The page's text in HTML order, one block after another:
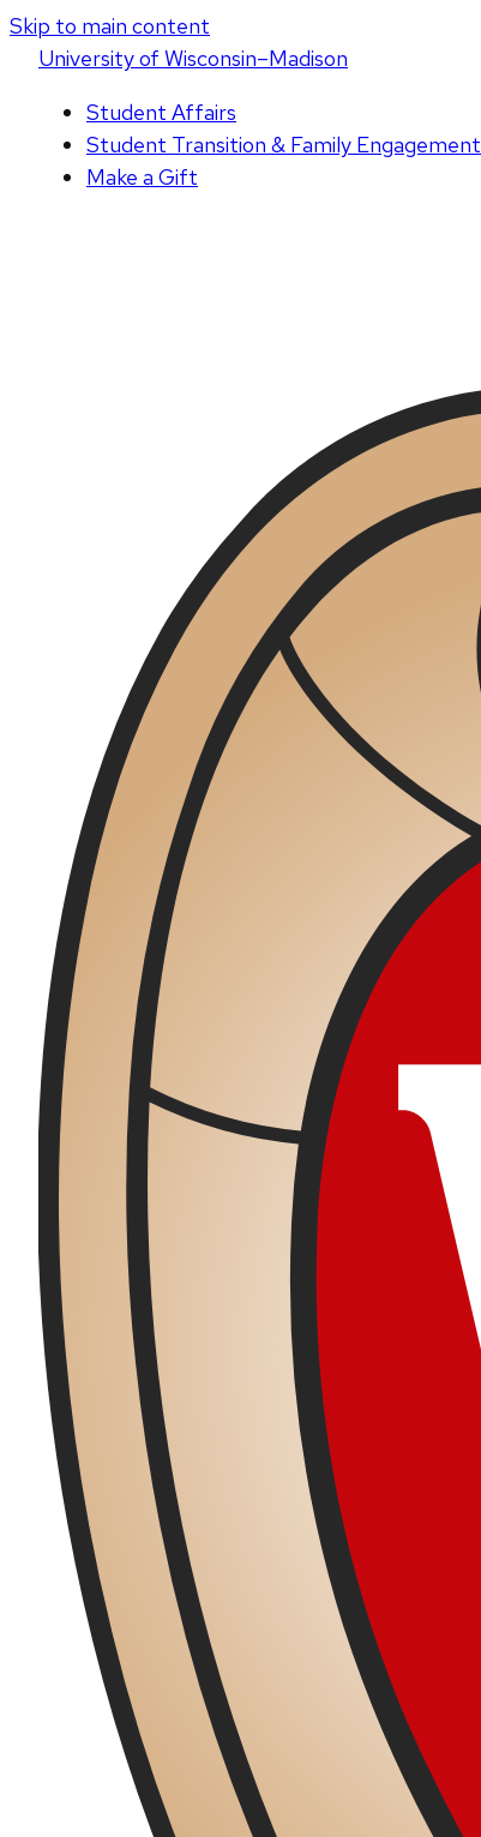
Skip to main content
Universityof Wisconsin–Madison
Student Affairs
Student Transition & Family Engagement
Make a Gift